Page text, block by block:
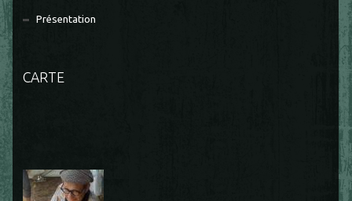
Présentation
CARTE